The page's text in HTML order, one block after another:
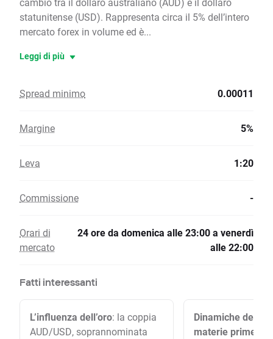
statunitense (USD). Rappresenta circa il 5% dell’intero
mercato forex in volume ed è...
Leggi di più
Spread minimo 0.00011
Margine 5%
Leva 1:20
Commissione -
Orari di
mercato
24 ore da domenica alle 23:00 a venerdì
alle 22:00
Fatti interessanti
L’influenza dell’oro: la coppia
AUD/USD, soprannominata
Dinamiche della
materie prime